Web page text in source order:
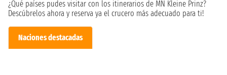
¿Qué países pudes visitar con los itinerarios de MN Kleine Prinz?
Descúbrelos ahora y reserva ya el crucero más adecuado para ti!
Naciones destacadas